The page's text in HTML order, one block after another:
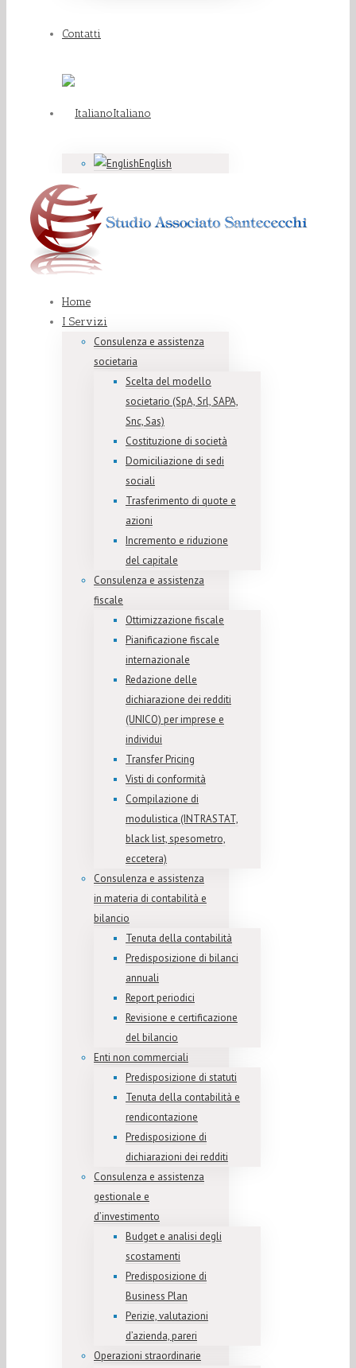
Contatti
Italiano
English
Home
I Servizi
Consulenza e assistenza
societaria
Scelta del modello
societario (SpA, Srl, SAPA,
Snc, Sas)
Costituzione di società
Domiciliazione di sedi
sociali
Trasferimento di quote e
azioni
Incremento e riduzione
del capitale
Consulenza e assistenza
fiscale
Ottimizzazione fiscale
Pianificazione fiscale
internazionale
Redazione delle
dichiarazione dei redditi
(UNICO) per imprese e
individui
Transfer Pricing
Visti di conformità
Compilazione di
modulistica (INTRASTAT,
black list, spesometro,
eccetera)
Consulenza e assistenza
in materia di contabilità e
bilancio
Tenuta della contabilità
Predisposizione di bilanci
annuali
Report periodici
Revisione e certificazione
del bilancio
Enti non commerciali
Predisposizione di statuti
Tenuta della contabilità e
rendicontazione
Predisposizione di
dichiarazioni dei redditi
Consulenza e assistenza
gestionale e
d’investimento
Budget e analisi degli
scostamenti
Predisposizione di
Business Plan
Perizie, valutazioni
d’azienda, pareri
Operazioni straordinarie